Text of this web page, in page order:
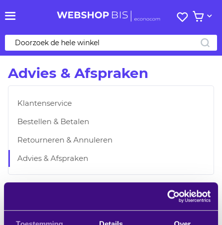
Mijn
Bekijk
Advies & Afspraken
Klantenservice
Bestellen & Betalen
Retourneren & Annuleren
Advies & Afspraken
voor
Heeft BIS|Econocom een showroom waar ik de